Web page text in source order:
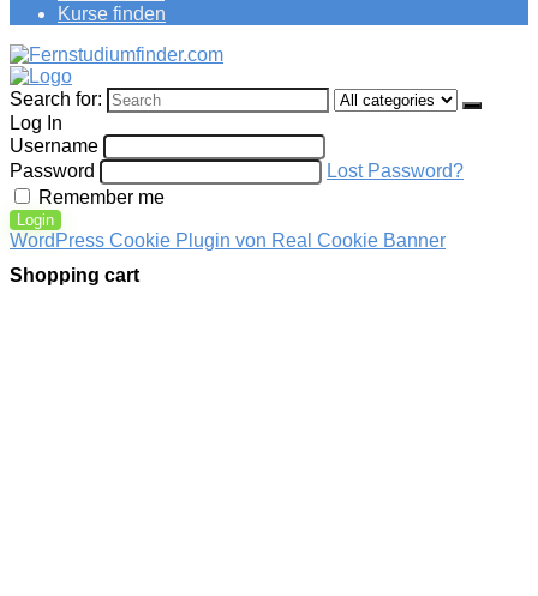
Kurse finden
Search for:
Log In
Username
Password
Lost Password?
Remember me
Login
WordPress Cookie Plugin von Real Cookie Banner
Shopping cart